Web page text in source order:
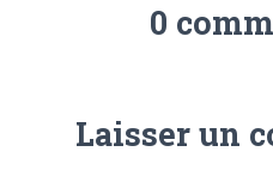
0
Laisser un